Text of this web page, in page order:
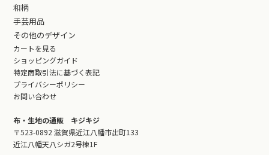
和柄
手芸用品
その他のデザイン
カートを見る
ショッピングガイド
特定商取引法に基づく表記
プライバシーポリシー
お問い合わせ
布・生地の通販 キジキジ
〒523-0892 滋賀県近江八幡市出町133
近江八幡天八シガ2号棟1F